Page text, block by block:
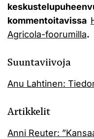
kommentoitavissa
Agricola-foorumilla.
Suuntaviivoja
Anu Lahtinen:
Artikkelit
Anni Reuter: